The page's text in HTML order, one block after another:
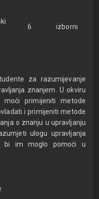
6 izborni
za razumijevanje
znanjem. U okviru
primijeniti metode
i primijeniti metode
o znanju u upravljanju
ulogu upravljanja
bi im moglo pomoći u